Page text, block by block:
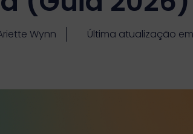
Wynn Última atualização